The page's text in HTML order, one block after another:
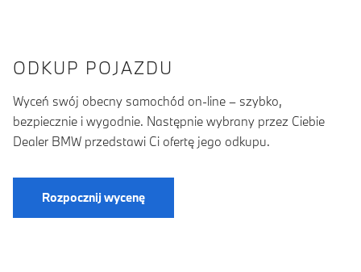
ODKUP POJAZDU
Wyceń swój obecny samochód on-line – szybko,
bezpiecznie i wygodnie. Następnie wybrany przez Ciebie
Dealer BMW przedstawi Ci ofertę jego odkupu.
Rozpocznij wycenę